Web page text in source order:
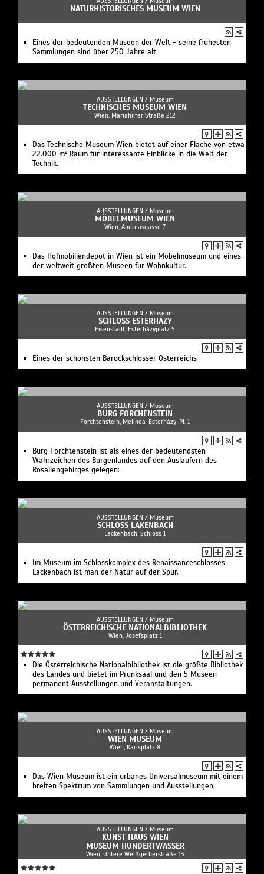
NATURHISTORISCHES MUSEUM WIEN
Eines der bedeutenden Museen der Welt - seine frühesten
Sammlungen sind über 250 Jahre alt
AUSSTELLUNGEN / Museum
TECHNISCHES MUSEUM WIEN
Wien, Mariahilfer Straße 212
Das Technische Museum Wien bietet auf einer Fläche von etwa
22.000 m² Raum für interessante Einblicke in die Welt der
Technik.
AUSSTELLUNGEN / Museum
MÖBELMUSEUM WIEN
Wien, Andreasgasse 7
Das Hofmobiliendepot in Wien ist ein Möbelmuseum und eines
der weltweit größten Museen für Wohnkultur.
AUSSTELLUNGEN / Museum
SCHLOSS ESTERHÁZY
Eisenstadt, Esterházyplatz 5
Eines der schönsten Barockschlösser Österreichs
AUSSTELLUNGEN / Museum
BURG FORCHENSTEIN
Forchtenstein, Melinda-Esterházy-Pl. 1
Burg Forchtenstein ist als eines der bedeutendsten
Wahrzeichen des Burgenlandes auf den Ausläufern des
Rosaliengebirges gelegen:
AUSSTELLUNGEN / Museum
SCHLOSS LAKENBACH
Lackenbach, Schloss 1
Im Museum im Schlosskomplex des Renaissanceschlosses
Lackenbach ist man der Natur auf der Spur.
AUSSTELLUNGEN / Museum
ÖSTERREICHISCHE NATIONALBIBLIOTHEK
Wien, Josefsplatz 1
Die Österreichische Nationalbibliothek ist die größte Bibliothek
des Landes und bietet im Prunksaal und den 5 Museen
permanent Ausstellungen und Veranstaltungen.
AUSSTELLUNGEN / Museum
WIEN MUSEUM
Wien, Karlsplatz 8
Das Wien Museum ist ein urbanes Universalmuseum mit einem
breiten Spektrum von Sammlungen und Ausstellungen.
AUSSTELLUNGEN / Museum
KUNST HAUS WIEN
MUSEUM HUNDERTWASSER
Wien, Untere Weißgerberstraße 13